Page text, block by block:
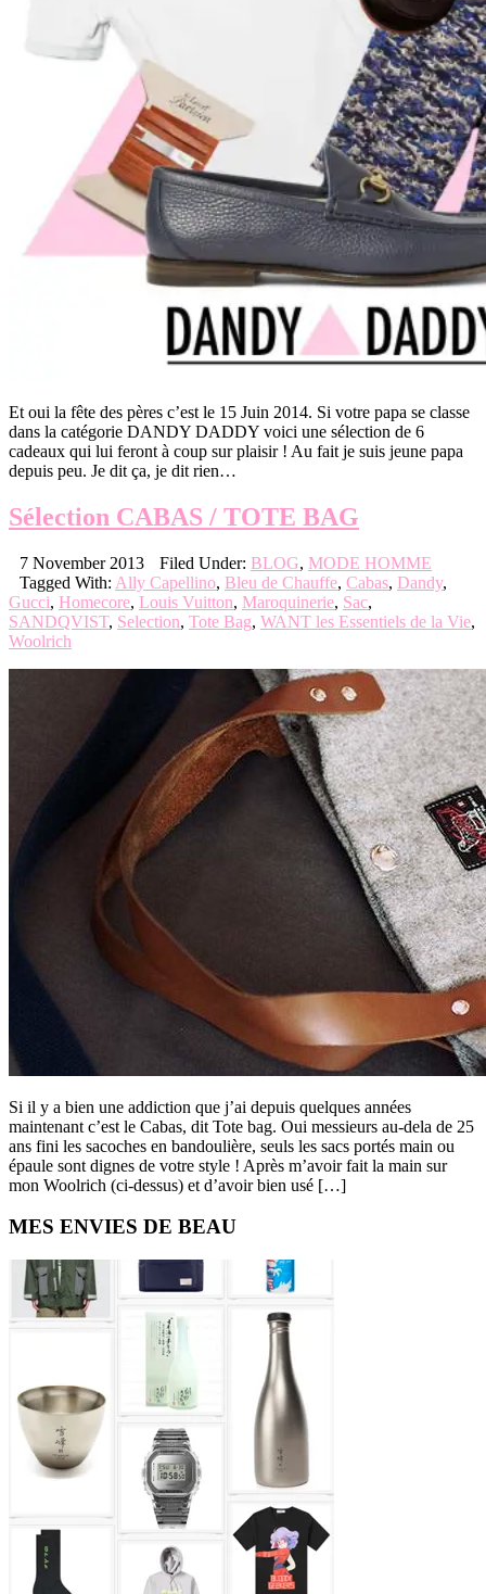
Et oui la fête des pères c’est le 15 Juin 2014. Si votre papa se classe
dans la catégorie DANDY DADDY voici une sélection de 6
cadeaux qui lui feront à coup sur plaisir ! Au fait je suis jeune papa
depuis peu. Je dit ça, je dit rien…
Sélection CABAS / TOTE BAG
7 November 2013 Filed Under: BLOG, MODE HOMME
Tagged With: Ally Capellino, Bleu de Chauffe, Cabas, Dandy,
Gucci, Homecore, Louis Vuitton, Maroquinerie, Sac,
SANDQVIST, Selection, Tote Bag, WANT les Essentiels de la Vie,
Woolrich
Si il y a bien une addiction que j’ai depuis quelques années
maintenant c’est le Cabas, dit Tote bag. Oui messieurs au-dela de 25
ans fini les sacoches en bandoulière, seuls les sacs portés main ou
épaule sont dignes de votre style ! Après m’avoir fait la main sur
mon Woolrich (ci-dessus) et d’avoir bien usé […]
Primary
Sidebar
MES ENVIES DE BEAU